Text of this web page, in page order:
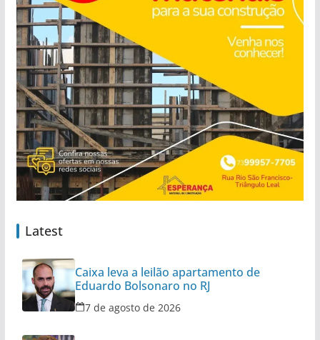
Latest
Caixa leva a leilão apartamento de
Eduardo Bolsonaro no RJ
7 de agosto de 2026